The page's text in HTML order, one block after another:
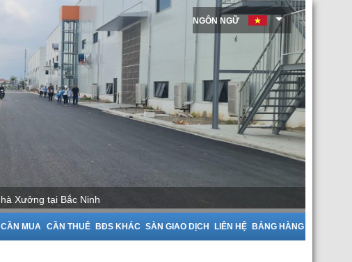
Cho Thuê Nhà Xưởng tại Bắc Giang
CẦN MUA CẦN THUÊ BĐS KHÁC SÀN GIAO DỊCH LIÊN HỆ BẢNG HÀNG
NGÔN NGỮ